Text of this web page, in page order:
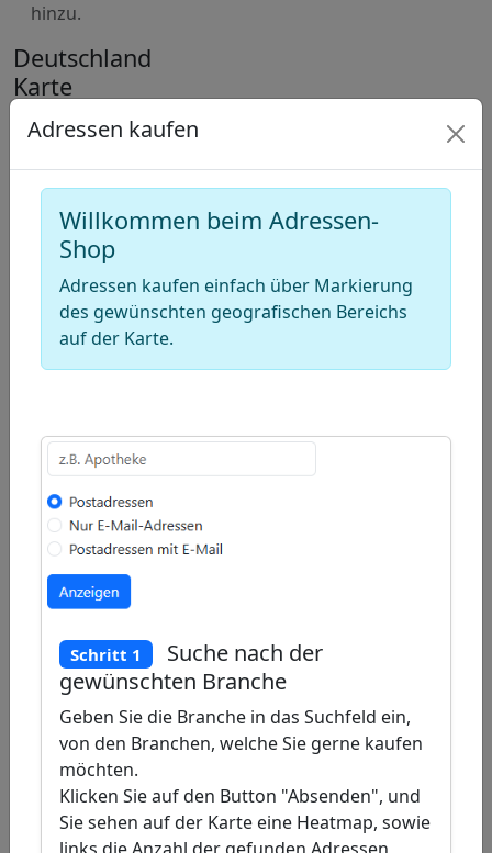
hinzu.
Deutschland
Karte
für
Adressen
von
Kanalreiniger
(Rohrreiniger)
Draw
rectangle
circle
Edit
layers
Delete
layers
Adressen kaufen
Willkommen beim Adressen-
Shop
Adressen kaufen einfach über Markierung
des gewünschten geografischen Bereichs
auf der Karte.
Schritt 1
Suche nach der
gewünschten Branche
Geben Sie die Branche in das Suchfeld ein,
von den Branchen, welche Sie gerne kaufen
möchten.
Klicken Sie auf den Button "Absenden", und
Sie sehen auf der Karte eine Heatmap, sowie